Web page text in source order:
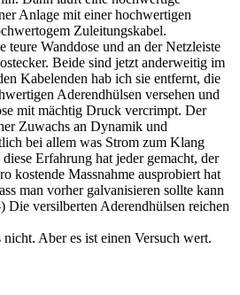
Anlage mit einer hochwertigen
Zuleitungskabel.
teure Wanddose und an der Netzleiste
Beide sind jetzt anderweitig im
Kabelenden hab ich sie entfernt, die
Aderendhülsen versehen und
mit mächtig Druck vercrimpt. Der
Zuwachs an Dynamik und
bei allem was Strom zum Klang
Erfahrung hat jeder gemacht, der
kostende Massnahme ausprobiert hat
man vorher galvanisieren sollte kann
Die versilberten Aderendhülsen reichen
Aber es ist einen Versuch wert.